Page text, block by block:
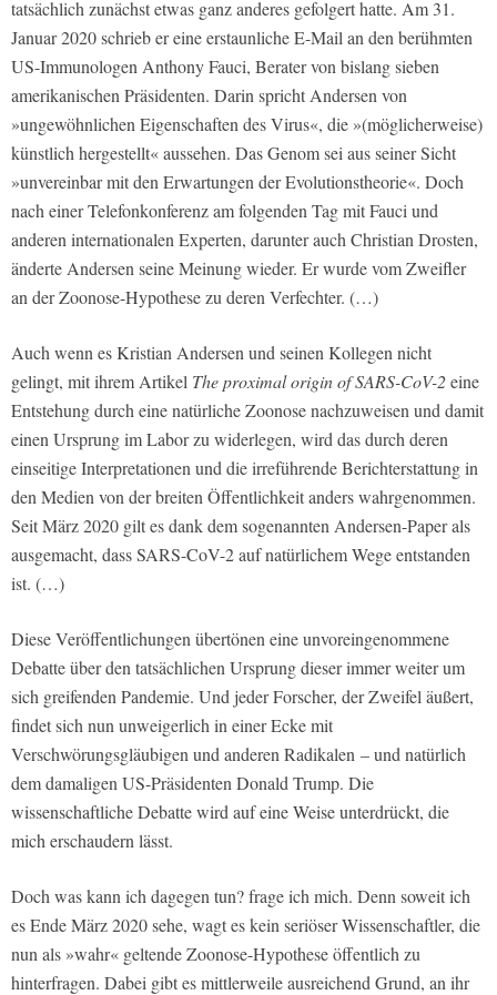
tatsächlich zunächst etwas ganz anderes gefolgert hatte. Am 31.
Januar 2020 schrieb er eine erstaunliche E-Mail an den berühmten
US-Immunologen Anthony Fauci, Berater von bislang sieben
amerikanischen Präsidenten. Darin spricht Andersen von
»ungewöhnlichen Eigenschaften des Virus«, die »(möglicherweise)
künstlich hergestellt« aussehen. Das Genom sei aus seiner Sicht
»unvereinbar mit den Erwartungen der Evolutionstheorie«. Doch
nach einer Telefonkonferenz am folgenden Tag mit Fauci und
anderen internationalen Experten, darunter auch Christian Drosten,
änderte Andersen seine Meinung wieder. Er wurde vom Zweifler
an der Zoonose-Hypothese zu deren Verfechter. (…)
Auch wenn es Kristian Andersen und seinen Kollegen nicht
gelingt, mit ihrem Artikel The proximal origin of SARS-CoV-2eine
Entstehung durch eine natürliche Zoonose nachzuweisen und damit
einen Ursprung im Labor zu widerlegen, wird das durch deren
einseitige Interpretationen und die irreführende Berichterstattung in
den Medien von der breiten Öffentlichkeit anders wahrgenommen.
Seit März 2020 gilt es dank dem sogenannten Andersen-Paper als
ausgemacht, dass SARS-CoV-2 auf natürlichem Wege entstanden
ist. (…)
Diese Veröffentlichungen übertönen eine unvoreingenommene
Debatte über den tatsächlichen Ursprung dieser immer weiter um
sich greifenden Pandemie. Und jeder Forscher, der Zweifel äußert,
findet sich nun unweigerlich in einer Ecke mit
Verschwörungsgläubigen und anderen Radikalen – und natürlich
dem damaligen US-Präsidenten Donald Trump. Die
wissenschaftliche Debatte wird auf eine Weise unterdrückt, die
mich erschaudern lässt.
Doch was kann ich dagegen tun? frage ich mich. Denn soweit ich
es Ende März 2020 sehe, wagt es kein seriöser Wissenschaftler, die
nun als »wahr« geltende Zoonose-Hypothese öffentlich zu
hinterfragen. Dabei gibt es mittlerweile ausreichend Grund, an ihr